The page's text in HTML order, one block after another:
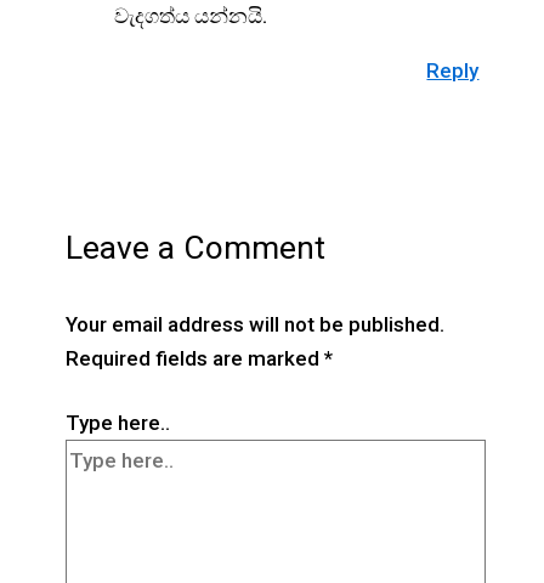
වැදගත්ය යන්නයි.
Reply
Leave a Comment
Your email address will not be published.
Required fields are marked *
Type here..